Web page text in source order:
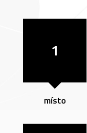
1
místo